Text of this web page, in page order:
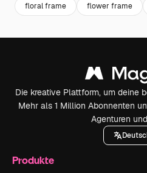
floral frame flower frame
Die kreative Plattform, um deine
Mehr als 1 Million Abonnenten
Agenturen
Produkte